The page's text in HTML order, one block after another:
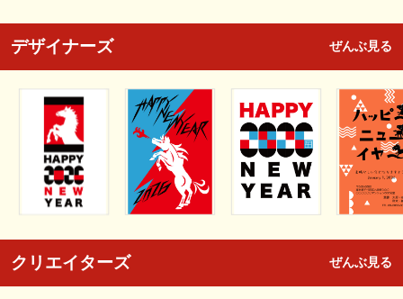
デザイナーズ ぜんぶ見る
クリエイターズ ぜんぶ見る